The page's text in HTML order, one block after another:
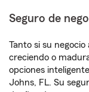
Seguro de
Tanto si su
creciendo o
opciones
Johns, FL. Su